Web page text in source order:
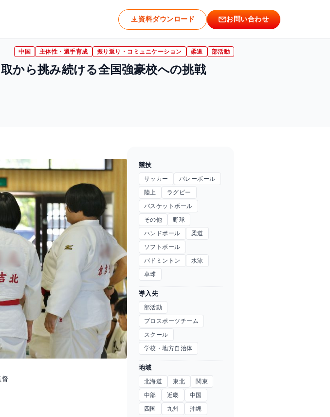
資料ダウンロード お問い合わせ
ら挑み続ける全国強豪校への挑戦
中国 主体性・選手育成 振り返り・コミュニケーション 柔道 部活動
から挑み続ける全国強豪校への挑戦
督
競技
サッカー
バレーボール
陸上
ラグビー
バスケットボール
その他
野球
ハンドボール
柔道
ソフトボール
バドミントン
水泳
卓球
導入先
部活動
プロスポーツチーム
スクール
学校・地方自治体
地域
北海道 東北
関東
中部
近畿
中国
四国
九州 沖縄